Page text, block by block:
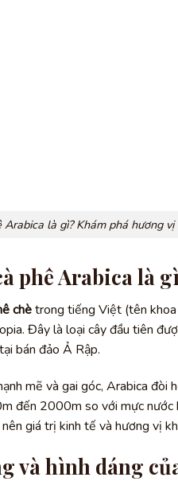
Arabica là gì? Khám phá hương vị
phê Arabica là
chètrong tiếng Việt (tên khoa
Đây là loại cây đầu tiên
bán đảo Ả Rập.
mẽ và gai góc, Arabica đòi
đến 2000m so với mực nước
giá trị kinh tế và hương vị
và hình dáng